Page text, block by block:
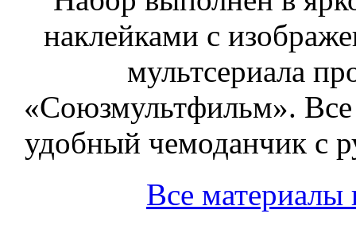
наклейками с
мультсериала
«Союзмультфильм».
удобный чемоданчик с
Все